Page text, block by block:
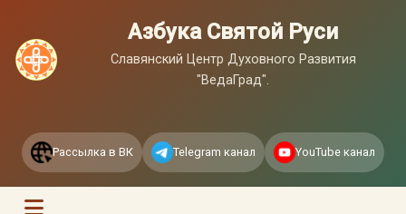
Азбука Святой Руси
Славянский Центр Духовного Развития
"ВедаГрад".
Рассылка в ВК Telegram канал YouTube канал